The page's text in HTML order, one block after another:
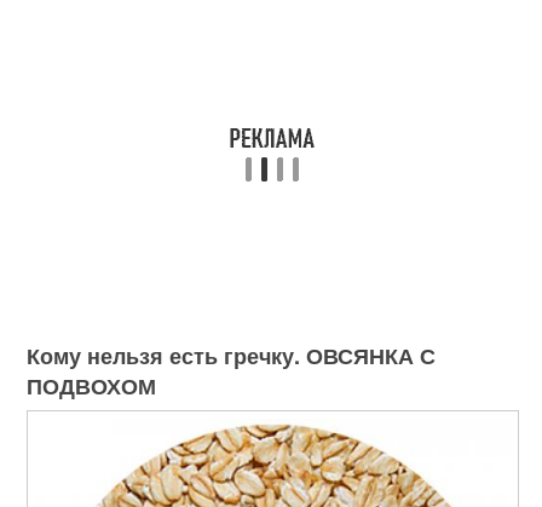
Кому нельзя есть гречку. ОВСЯНКА С
ПОДВОХОМ